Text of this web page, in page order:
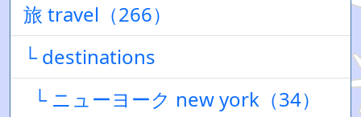
旅 travel（266）
└ destinations
└ ニューヨーク new york（34）